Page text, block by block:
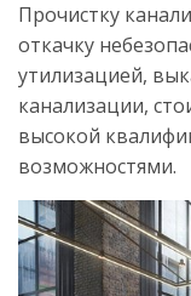
Прочистку
откачку
утилизацией,
канализации,
высокой
возможностями.